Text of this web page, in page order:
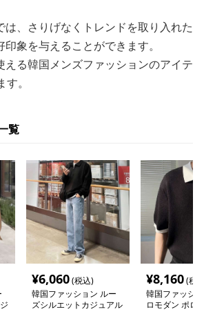
は、さりげなくトレンドを取り入れた
象を与えることができます。
える韓国メンズファッションのアイテ
。
覧
¥6,060(税込)
韓国ファッション ルー
ズシルエットカジュアル
¥8,160(税
韓国ファッシ
ロモダン ポロ